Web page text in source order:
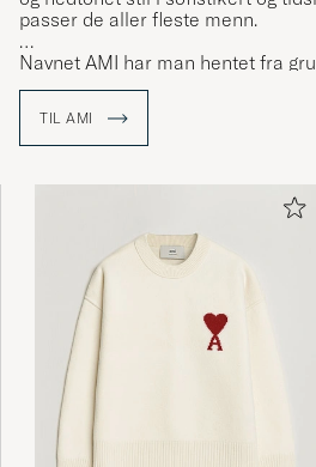
passer de aller fleste menn.
Navnet AMI har man hentet fra
der initialene sammen med den
TIL AMI